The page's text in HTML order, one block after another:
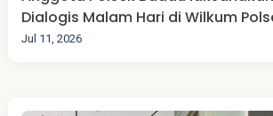
Dialogis Malam Hari di Wilkum
Jul 11, 2026